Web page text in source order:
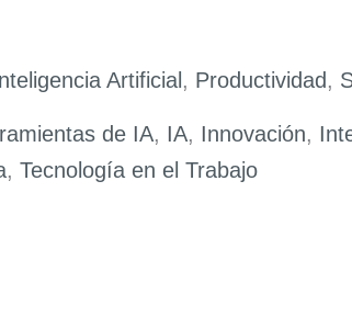
Artificial , Productividad ,
de IA, IA, Innovación,
, Tecnología en el Trabajo